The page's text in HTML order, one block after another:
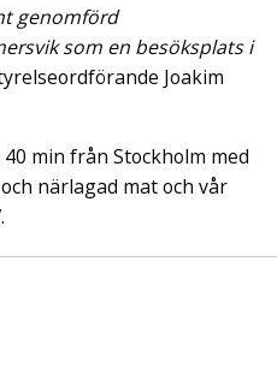
genomförd
som en besöksplats i
Joakim
min från Stockholm med
närlagad mat och vår